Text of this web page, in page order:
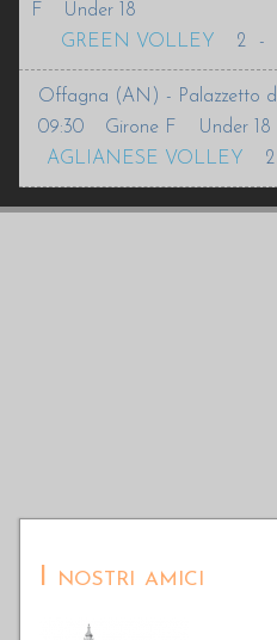
F
Under 18
GREEN VOLLEY
2 -
Offagna (AN) - Palazzetto
09:30
Girone F
Under 18
AGLIANESE VOLLEY
2
I nostri amici